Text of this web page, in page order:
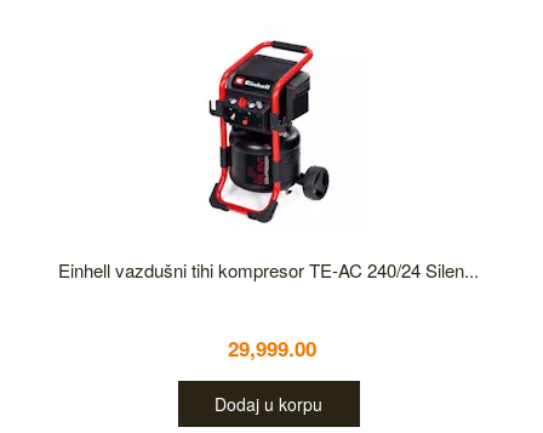
Einhell vazdušni tihi kompresor TE-AC 240/24 Silen...
29,999.00
Dodaj u korpu